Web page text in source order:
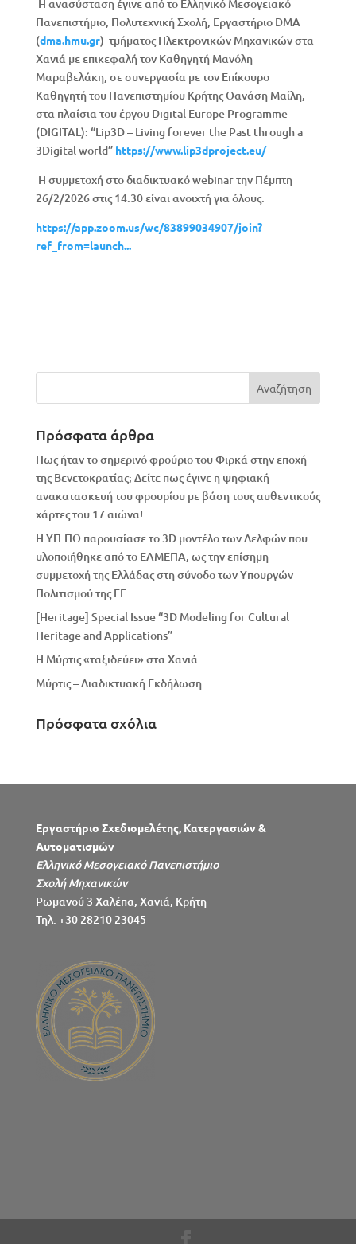
Η ανασύσταση έγινε από το Ελληνικό Μεσογειακό
Πανεπιστήμιο, Πολυτεχνική Σχολή, Eργαστήριο DMA
(dma.hmu.gr) τμήματος Ηλεκτρονικών Μηχανικών στα
Χανιά με επικεφαλή τον Καθηγητή Μανόλη
Μαραβελάκη, σε συνεργασία με τον Επίκουρο
Καθηγητή του Πανεπιστημίου Κρήτης Θανάση Μαίλη,
στα πλαίσια του έργου Digital Europe Programme
(DIGITAL): “Lip3D – Living forever the Past through a
3Digital world” https://www.lip3dproject.eu/
Η συμμετοχή στο διαδικτυακό webinar την Πέμπτη
26/2/2026 στις 14:30 είναι ανοιχτή για όλους:
https://app.zoom.us/wc/83899034907/join?
ref_from=launch...
Πρόσφατα άρθρα
Πως ήταν το σημερινό φρούριο του Φιρκά στην εποχή
της Βενετοκρατίας; Δείτε πως έγινε η ψηφιακή
ανακατασκευή του φρουρίου με βάση τους αυθεντικούς
χάρτες του 17 αιώνα!
Η ΥΠ.ΠΟ παρουσίασε το 3D μοντέλο των Δελφών που
υλοποιήθηκε από το ΕΛΜΕΠΑ, ως την επίσημη
συμμετοχή της Ελλάδας στη σύνοδο των Υπουργών
Πολιτισμού της ΕΕ
[Heritage] Special Issue “3D Modeling for Cultural
Heritage and Applications”
Η Μύρτις «ταξιδεύει» στα Χανιά
Μύρτις – Διαδικτυακή Εκδήλωση
Πρόσφατα σχόλια
Εργαστήριο Σχεδιομελέτης, Κατεργασιών &
Αυτοματισμών
Ελληνικό Μεσογειακό Πανεπιστήμιο
Σχολή Μηχανικών
Ρωμανού 3 Χαλέπα, Χανιά, Κρήτη
Τηλ. +30 28210 23045